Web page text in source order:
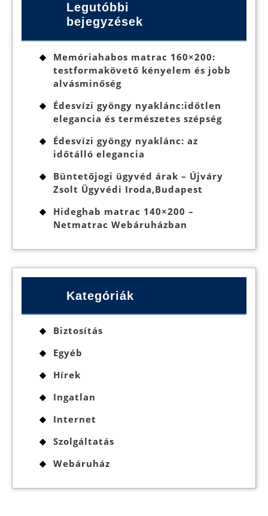
Legutóbbi
bejegyzések
Memóriahabos matrac 160×200:
testformakövető kényelem és jobb
alvásminőség
Édesvízi gyöngy nyaklánc:időtlen
elegancia és természetes szépség
Édesvízi gyöngy nyaklánc: az
időtálló elegancia
Büntetőjogi ügyvéd árak – Újváry
Zsolt Ügyvédi Iroda,Budapest
Hideghab matrac 140×200 –
Netmatrac Webáruházban
Kategóriák
Biztosítás
Egyéb
Hírek
Ingatlan
Internet
Szolgáltatás
Webáruház